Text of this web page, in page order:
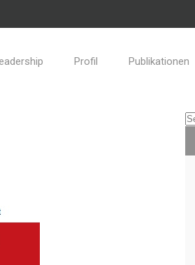
Profil Publikationen